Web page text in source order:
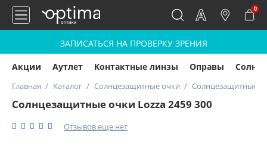
0
ЗАПИСАТЬСЯ НА ПРОВЕРКУ ЗРЕНИЯ
Акции Аутлет Контактные линзы Оправы
Главная Каталог Солнцезащитные очки Солнцезащитные
Солнцезащитные очки Lozza 2459 300
Отзывов еще нет